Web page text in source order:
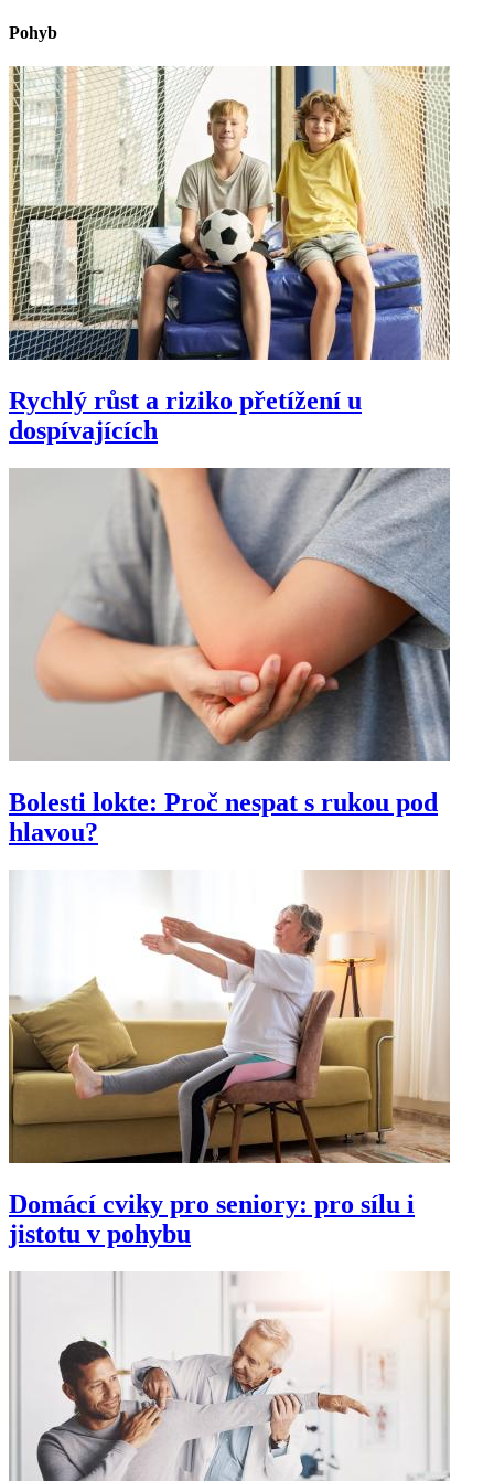
Pohyb
Rychlý růst a riziko přetížení u
dospívajících
Bolesti lokte: Proč nespat s rukou pod
hlavou?
Domácí cviky pro seniory: pro sílu i
jistotu v pohybu